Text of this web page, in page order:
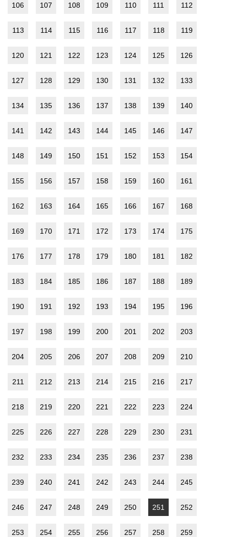
106 107 108 109 110 111 112
113 114 115 116 117 118 119
120 121 122 123 124 125 126
127 128 129 130 131 132 133
134 135 136 137 138 139 140
141 142 143 144 145 146 147
148 149 150 151 152 153 154
155 156 157 158 159 160 161
162 163 164 165 166 167 168
169 170 171 172 173 174 175
176 177 178 179 180 181 182
183 184 185 186 187 188 189
190 191 192 193 194 195 196
197 198 199 200 201 202 203
204 205 206 207 208 209 210
211 212 213 214 215 216 217
218 219 220 221 222 223 224
225 226 227 228 229 230 231
232 233 234 235 236 237 238
239 240 241 242 243 244 245
246 247 248 249 250 251 252
253 254 255 256 257 258 259